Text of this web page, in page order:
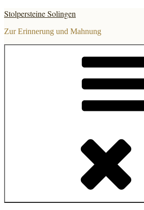
Zum
Inhalt
springen
Stolpersteine Solingen
Zur Erinnerung und Mahnung